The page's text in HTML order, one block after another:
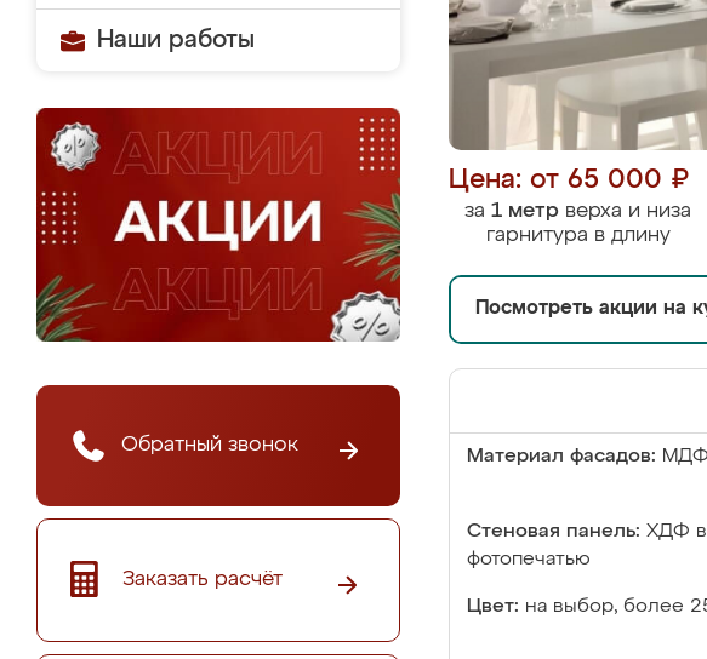
Наши работы
Обратный звонок
Заказать расчёт
Цена: от 65 000 ₽
за 1 метр верха и низа
гарнитура в длину
Посмотреть акции на
Материал фасадов:
Стеновая панель: ХДФ в
фотопечатью
Цвет: на выбор, более